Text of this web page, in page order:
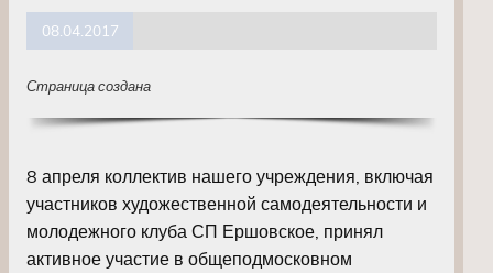
08.04.2017
Страница создана
8 апреля коллектив нашего учреждения, включая
участников художественной самодеятельности и
молодежного клуба СП Ершовское, принял
активное участие в общеподмосковном